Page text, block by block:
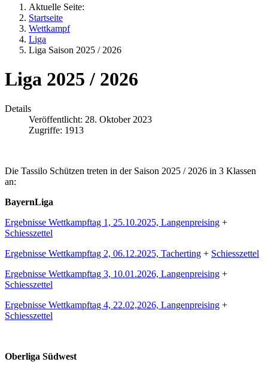
Aktuelle Seite:
Startseite
Wettkampf
Liga
Liga Saison 2025 / 2026
Liga 2025 / 2026
Details
Veröffentlicht: 28. Oktober 2023
Zugriffe: 1913
Die Tassilo Schützen treten in der Saison 2025 / 2026 in 3 Klassen
an:
BayernLiga
Ergebnisse Wettkampftag 1, 25.10.2025, Langenpreising +
Schiesszettel
Ergebnisse Wettkampftag 2, 06.12.2025, Tacherting + Schiesszettel
Ergebnisse Wettkampftag 3, 10.01.2026, Langenpreising +
Schiesszettel
Ergebnisse Wettkampftag 4, 22.02,2026, Langenpreising +
Schiesszettel
Oberliga Südwest